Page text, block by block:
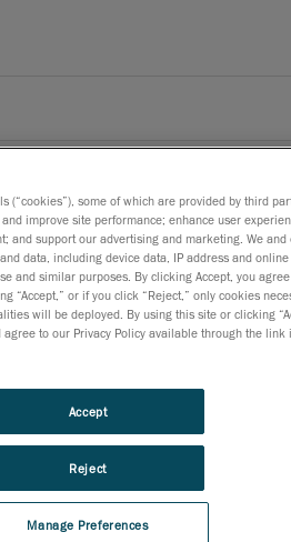
경에서든 복잡한 대형 부품을 검사할 수
(“cookies”), some of which are provided by third
improve site performance; enhance user
and support our advertising and marketing. We
data, including device data, IP address and
and similar purposes. By clicking Accept, you
“Accept,” or if you click “Reject,” only cookies
will be deployed. By using this site or clicking
to our Privacy Policy available through the link
Manage Preferences
Reject
Accept